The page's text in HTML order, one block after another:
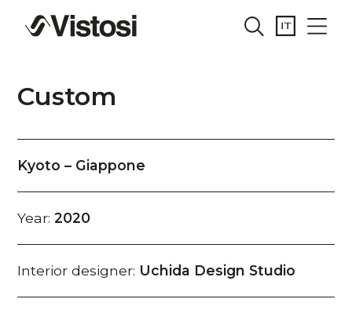
Custom
Kyoto – Giappone
Year:2020
Interior designer: Uchida Design Studio